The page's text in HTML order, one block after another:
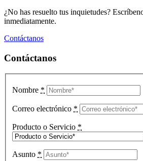
¿No has resuelto tus inquietudes?
inmediatamente.
Contáctanos
Contáctanos
Nombre *
Correo electrónico *
Producto o Servicio *
Asunto *